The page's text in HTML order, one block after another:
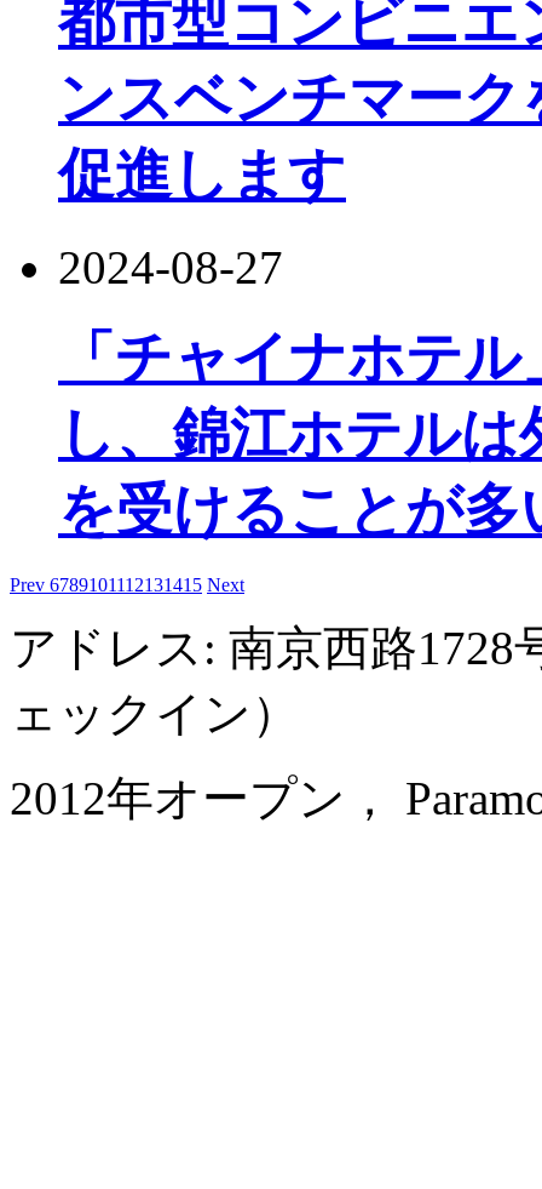
都市型コンビニ
ンスベンチマー
促進します
2024-08-27
「チャイナホテ
し、錦江ホテル
を受けることが多
Prev 6789101112131415 Next
アドレス: 南京西路1728
ェックイン）
2012年オープン，